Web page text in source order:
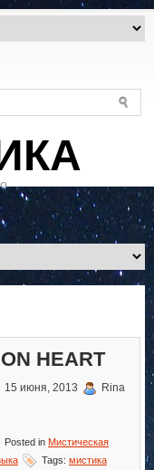
HEART
15 июня, 2013 Rina
Posted in Мистическая
Tags: мистика